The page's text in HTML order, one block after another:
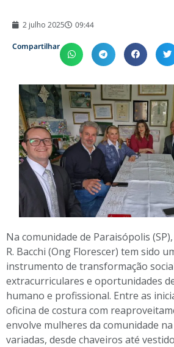
2 julho 2025 09:44
Compartilhar
Na comunidade de Paraisópolis
R. Bacchi (Ong Florescer) tem sido
instrumento de transformação
extracurriculares e oportunidades
humano e profissional. Entre as
oficina de costura com
envolve mulheres da comunidade
variadas, desde chaveiros até